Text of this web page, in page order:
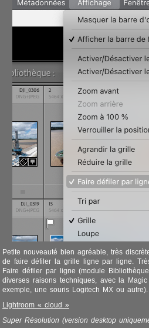
Petite nouveauté bien agréable, très
de faire défiler la grille ligne par ligne.
Faire défiler par ligne (module
diverses raisons techniques, avec la
exemple, une souris Logitech MX ou autre).
Lightroom « cloud »
Super Résolution (version desktop